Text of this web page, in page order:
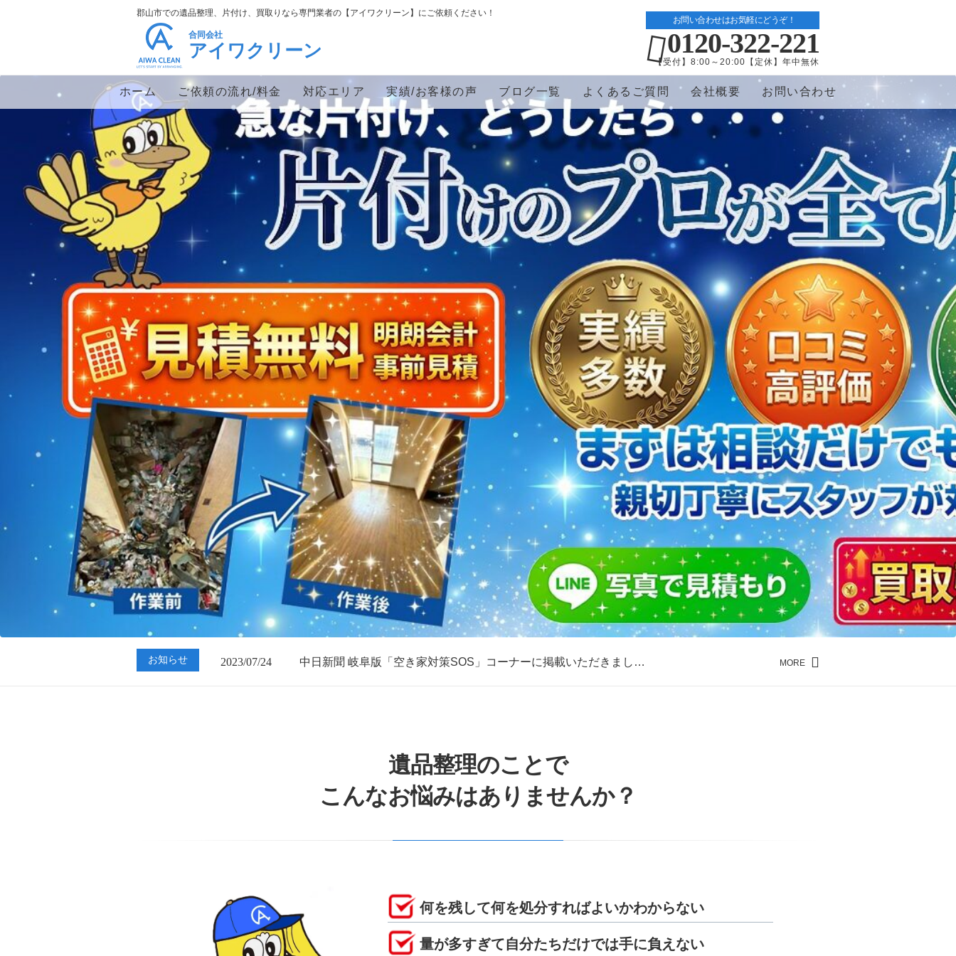
郡山市での遺品整理、片付け、買取りなら専門業者の【アイワクリーン】にご依頼ください！
合同会社
アイワクリーン
お問い合わせはお気軽にどうぞ！
0120-322-221
【受付】8:00～20:00【定休】年中無休
ホーム ご依頼の流れ/料金 対応エリア 実績/お客様の声 ブログ一覧 よくあるご質問 会社概要 お問い合わせ
お知らせ
2023/01/12
買取・片付けのアイワクリーン
2023/07/24
中日新聞 岐阜版「空き家対策SOS」コーナーに掲載いただきまし…
2023/01/12
買取・片付けのアイワクリーン
MORE
遺品整理のことで
こんなお悩みはありませんか？
何を残して何を処分すればよいかわからない
量が多すぎて自分たちだけでは手に負えない